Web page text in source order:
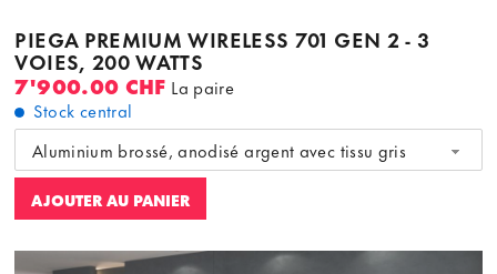
PIEGA PREMIUM WIRELESS 701 GEN 2 - 3
VOIES, 200 WATTS
7'900.00 CHF La paire
Stock central
Aluminium brossé, anodisé argent avec tissu gris
AJOUTER AU PANIER